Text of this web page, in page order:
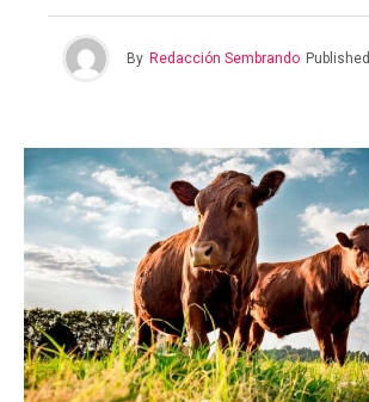
By Redacción Sembrando Published